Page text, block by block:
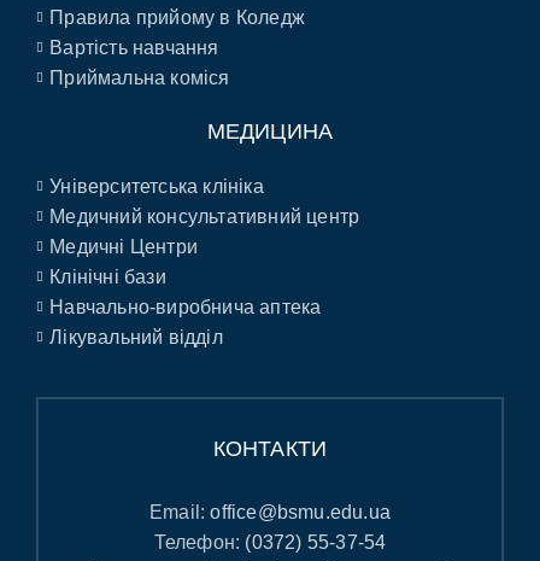
Правила прийому в Коледж
Вартість навчання
Приймальна коміся
МЕДИЦИНА
Університетська клініка
Медичний консультативний центр
Медичні Центри
Клінічні бази
Навчально-виробнича аптека
Лікувальний відділ
КОНТАКТИ
Email:office@bsmu.edu.ua
Телефон: (0372) 55-37-54